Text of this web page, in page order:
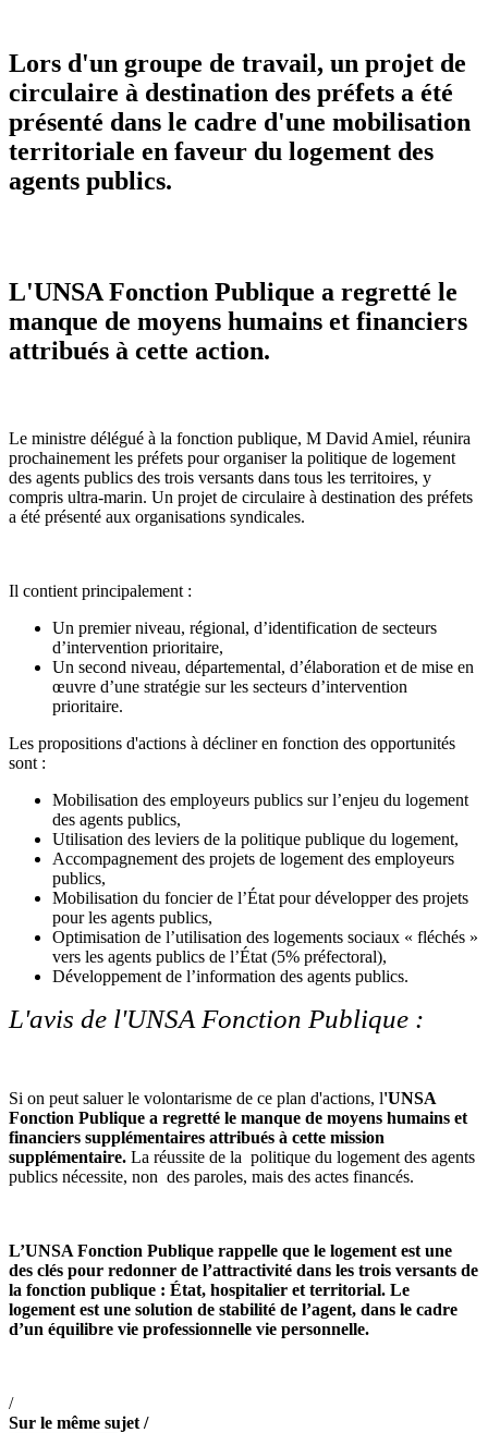
Lors d'un groupe de travail, un projet de
circulaire à destination des préfets a été
présenté dans le cadre d'une mobilisation
territoriale en faveur du logement des
agents publics.
L'UNSA Fonction Publique a regretté le
manque de moyens humains et financiers
attribués à cette action.
Le ministre délégué à la fonction publique, M David Amiel, réunira
prochainement les préfets pour organiser la politique de logement
des agents publics des trois versants dans tous les territoires, y
compris ultra-marin. Un projet de circulaire à destination des préfets
a été présenté aux organisations syndicales.
Il contient principalement :
Un premier niveau, régional, d’identification de secteurs
d’intervention prioritaire,
Un second niveau, départemental, d’élaboration et de mise en
œuvre d’une stratégie sur les secteurs d’intervention
prioritaire.
Les propositions d'actions à décliner en fonction des opportunités
sont :
Mobilisation des employeurs publics sur l’enjeu du logement
des agents publics,
Utilisation des leviers de la politique publique du logement,
Accompagnement des projets de logement des employeurs
publics,
Mobilisation du foncier de l’État pour développer des projets
pour les agents publics,
Optimisation de l’utilisation des logements sociaux « fléchés »
vers les agents publics de l’État (5% préfectoral),
Développement de l’information des agents publics.
L'avis de l'UNSA Fonction Publique :
Si on peut saluer le volontarisme de ce plan d'actions, l'UNSA
Fonction Publique a regretté le manque de moyens humains et
financiers supplémentaires attribués à cette mission
supplémentaire. La réussite de la politique du logement des agents
publics nécessite, non des paroles, mais des actes financés.
L’UNSA Fonction Publique rappelle que le logement est une
des clés pour redonner de l’attractivité dans les trois versants de
la fonction publique : État, hospitalier et territorial. Le
logement est une solution de stabilité de l’agent, dans le cadre
d’un équilibre vie professionnelle vie personnelle.
/
Sur le même sujet /